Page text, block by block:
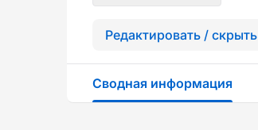
Редактировать / скрыть
Сводная информация